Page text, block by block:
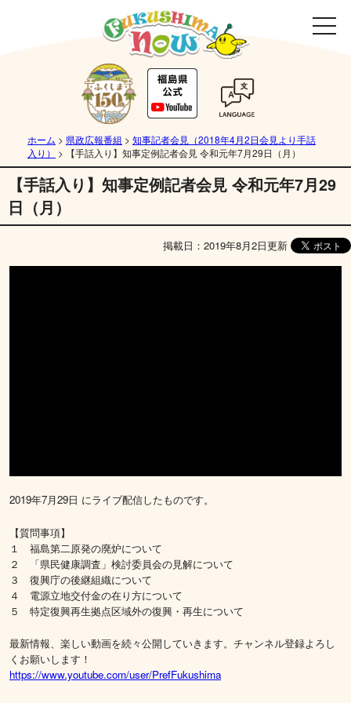
ホーム > 県政広報番組 > 知事記者会見（2018年4月2日会見より手話
入り）
> 【手話入り】知事定例記者会見 令和元年7月29日（月）
【手話入り】知事定例記者会見 令和元年7月29
日（月）
掲載日：2019年8月2日更新
2019年7月29日 にライブ配信したものです。
【質問事項】
１ 福島第二原発の廃炉について
２ 「県民健康調査」検討委員会の見解について
３ 復興庁の後継組織について
４ 電源立地交付金の在り方について
５ 特定復興再生拠点区域外の復興・再生について
最新情報、楽しい動画を続々公開していきます。チャンネル登録よろし
くお願いします！
https://www.youtube.com/user/PrefFukushima